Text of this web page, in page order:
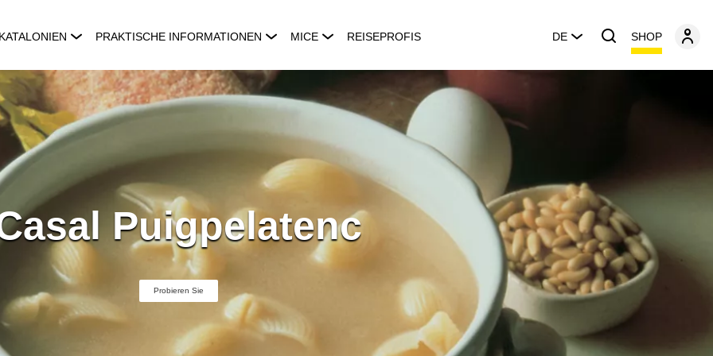
PRAKTISCHE INFORMATIONEN MICE REISEPROFIS DE SHOP
Puigpelatenc
Probieren Sie